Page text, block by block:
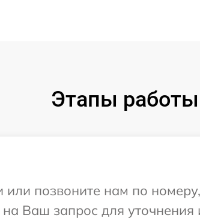
Этапы работы
позвоните нам по
Ваш запрос для